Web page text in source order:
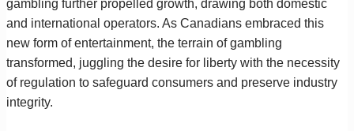
gambling further propelled growth, drawing both domestic
and international operators. As Canadians embraced this
new form of entertainment, the terrain of gambling
transformed, juggling the desire for liberty with the necessity
of regulation to safeguard consumers and preserve industry
integrity.